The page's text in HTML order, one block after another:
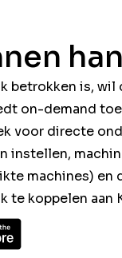
betrokken is, wil
on-demand
voor directe
instellen,
machines) en
koppelen aan